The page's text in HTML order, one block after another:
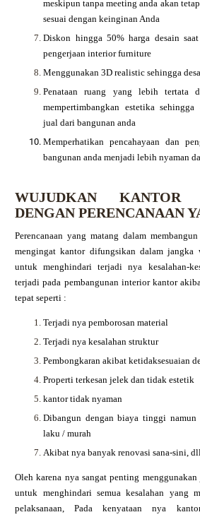
meskipun tanpa meeting anda akan
sesuai dengan keinginan Anda
Diskon hingga 50% harga desain
pengerjaan interior furniture
Menggunakan 3D realistic sehingga
Penataan ruang yang lebih tertata
mempertimbangkan estetika
jual dari bangunan anda
Memperhatikan pencahayaan dan
bangunan anda menjadi lebih nyaman
WUJUDKAN
DENGAN PERENCANAAN
Perencanaan yang matang dalam
mengingat kantor difungsikan dalam
untuk menghindari terjadi nya kesalahan-
terjadi pada pembangunan interior kantor
tepat seperti :
Terjadi nya pemborosan material
Terjadi nya kesalahan struktur
Pembongkaran akibat ketidaksesuaian
Properti terkesan jelek dan tidak estetik
kantor tidak nyaman
Dibangun dengan biaya tinggi
laku / murah
Akibat nya banyak renovasi sana-sini,
Oleh karena nya sangat penting
untuk menghindari semua kesalahan yang
pelaksanaan, Pada kenyataan nya